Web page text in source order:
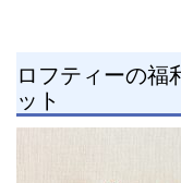
ロフティーの福
ット